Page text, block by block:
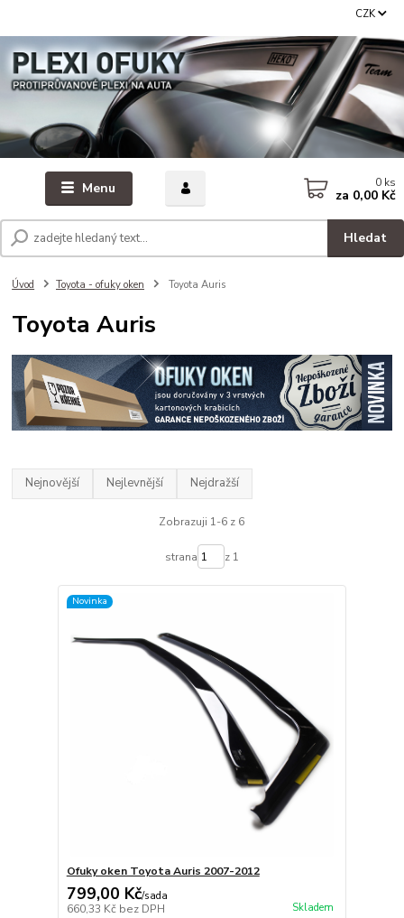
Menu
CZK
Hledat
0 ks
za 0,00 Kč
Úvod Toyota - ofuky oken Toyota Auris
Toyota Auris
Nejnovější Nejlevnější Nejdražší
Zobrazuji 1-6 z 6
strana z 1
Novinka
Ofuky oken Toyota Auris 2007-2012
799,00 Kč/sada
660,33 Kč bez DPH Skladem